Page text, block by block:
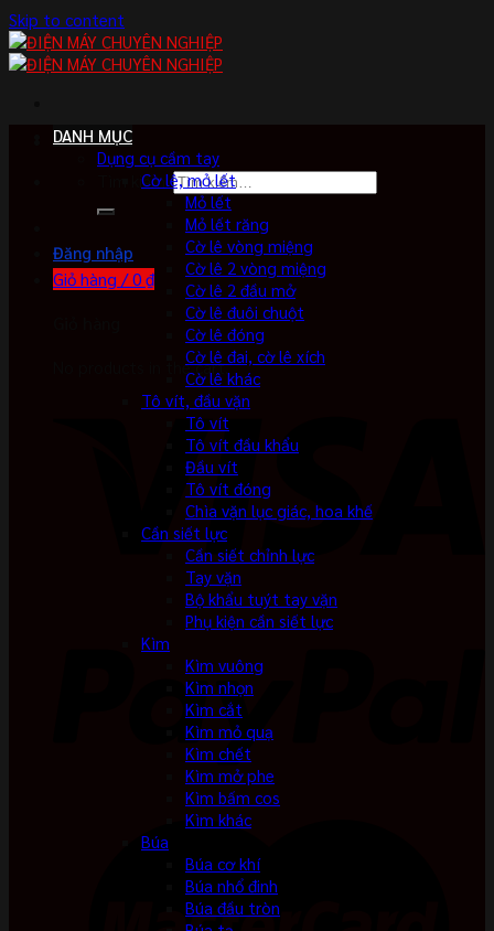
Skip to content
Tìm kiếm:
Đăng nhập
Giỏ hàng /0 ₫
No products in the cart.
DANH MỤC
Dụng cụ cầm tay
Cờ lê, mỏ lết
Mỏ lết
Mỏ lết răng
Cờ lê vòng miệng
Cờ lê 2 vòng miệng
Cờ lê 2 đầu mở
Cờ lê đuôi chuột
Cờ lê đóng
Cờ lê đai, cờ lê xích
Cờ lê khác
Tô vít, đầu vặn
Tô vít
Tô vít đầu khẩu
Đầu vít
Tô vít đóng
Chìa vặn lục giác, hoa khế
Cần siết lực
Cần siết chỉnh lực
Tay vặn
Bộ khẩu tuýt tay vặn
Phụ kiện cần siết lực
Kìm
Kìm vuông
Kìm nhọn
Kìm cắt
Kìm mỏ quạ
Kìm chết
Kìm mở phe
Kìm bấm cos
Kìm khác
Búa
Búa cơ khí
Búa nhổ đinh
Búa đầu tròn